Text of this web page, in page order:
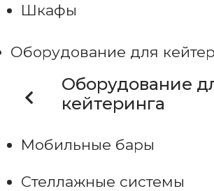
Шкафы
Оборудование для
Оборудование
кейтеринга
Мобильные бары
Стеллажные системы